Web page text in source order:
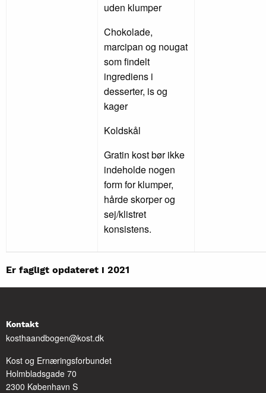
uden klumper
Chokolade,
marcipan og nougat
som findelt
ingrediens i
desserter, is og
kager
Koldskål
Gratin kost bør ikke
indeholde nogen
form for klumper,
hårde skorper og
sej/klistret
konsistens.
Er fagligt opdateret i 2021
Kontakt
kosthaandbogen@kost.dk
Kost og Ernæringsforbundet
Holmbladsgade 70
2300 København S